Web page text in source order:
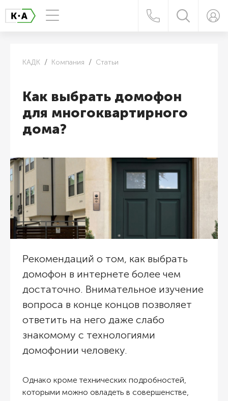
КАДК Компания Статьи
Как выбрать домофон
для многоквартирного
дома?
Рекомендаций о том, как выбрать
домофон в интернете более чем
достаточно. Внимательное изучение
вопроса в конце концов позволяет
ответить на него даже слабо
знакомому с технологиями
домофонии человеку.
Однако кроме технических подробностей,
которыми можно овладеть в совершенстве,